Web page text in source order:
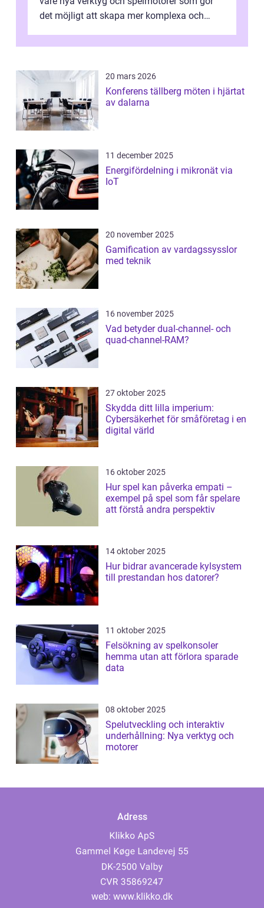
det möjligt att skapa mer komplexa och
20 mars 2026
Konferens tällberg möten i hjärtat
av dalarna
11 december 2025
Energifördelning i mikronät via
IoT
20 november 2025
Gamification av vardagssysslor
med teknik
16 november 2025
Vad betyder dual-channel- och
quad-channel-RAM?
27 oktober 2025
Skydda ditt lilla imperium:
Cybersäkerhet för småföretag i en
digital värld
16 oktober 2025
Hur spel kan påverka empati –
exempel på spel som får spelare
att förstå andra perspektiv
14 oktober 2025
Hur bidrar avancerade kylsystem
till prestandan hos datorer?
11 oktober 2025
Felsökning av spelkonsoler
hemma utan att förlora sparade
data
08 oktober 2025
Spelutveckling och interaktiv
underhållning: Nya verktyg och
motorer
Adress
web: www.klikko.dk